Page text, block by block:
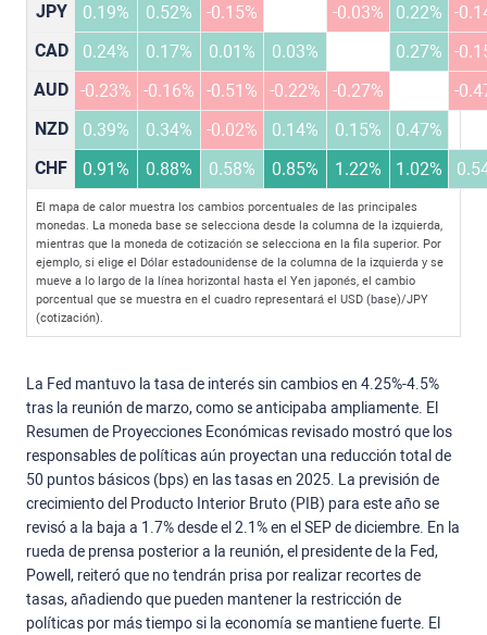
JPY
0.19% 0.52% -0.15% -0.03% 0.22%
-
CAD
0.24% 0.17% 0.01% 0.03% 0.27%
-
AUD -0.23% -0.16% -0.51% -0.22% -0.27%
-
NZD
0.39% 0.34% -0.02% 0.14% 0.15%
0.47%
CHF
0.91% 0.88% 0.58% 0.85% 1.22% 1.02%
El mapa de calor muestra los cambios porcentuales de las principales
monedas. La moneda base se selecciona desde la columna de la izquierda,
mientras que la moneda de cotización se selecciona en la fila superior. Por
ejemplo, si elige el Dólar estadounidense de la columna de la izquierda y se
mueve a lo largo de la línea horizontal hasta el Yen japonés, el cambio
porcentual que se muestra en el cuadro representará el USD (base)/JPY
(cotización).
La Fed mantuvo la tasa de interés sin cambios en 4.25%-4.5%
tras la reunión de marzo, como se anticipaba ampliamente. El
Resumen de Proyecciones Económicas revisado mostró que los
responsables de políticas aún proyectan una reducción total de
50 puntos básicos (bps) en las tasas en 2025. La previsión de
crecimiento del Producto Interior Bruto (PIB) para este año se
revisó a la baja a 1.7% desde el 2.1% en el SEP de diciembre. En la
rueda de prensa posterior a la reunión, el presidente de la Fed,
Powell, reiteró que no tendrán prisa por realizar recortes de
tasas, añadiendo que pueden mantener la restricción de
políticas por más tiempo si la economía se mantiene fuerte. El